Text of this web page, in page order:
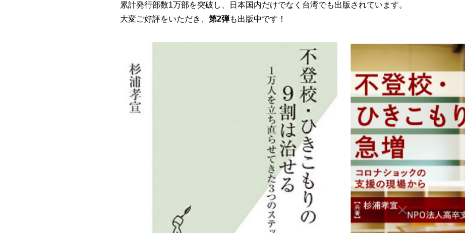
累計発行部数1万部を突破し、日本国内だけでなく台湾でも出版されています。
大変ご好評をいただき、 第2弾も出版中です！